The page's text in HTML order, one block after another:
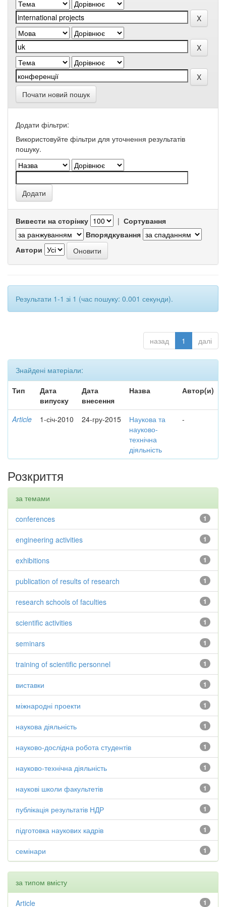
Почати новий пошук
Додати фільтри:
Використовуйте фільтри для уточнення результатів
пошуку.
Вивести на сторінку | Сортування
Впорядкування
Автори
Результати 1-1 зі 1 (час пошуку: 0.001 секунди).
назад 1 далі
Знайдені матеріали:
Тип
Дата
випуску
Дата
внесення
Назва Автор(и)
Article 1-січ-2010 24-гру-2015
Наукова та
науково-
технічна
діяльність
-
Розкриття
за темами
1
conferences
1
engineering activities
1
exhibitions
1
publication of results of research
1
research schools of faculties
1
scientific activities
1
seminars
1
training of scientific personnel
1
виставки
1
міжнародні проекти
1
наукова діяльність
1
науково-дослідна робота студентів
1
науково-технічна діяльність
1
наукові школи факультетів
1
публікація результатів НДР
1
підготовка наукових кадрів
1
семінари
за типом вмісту
1
Article